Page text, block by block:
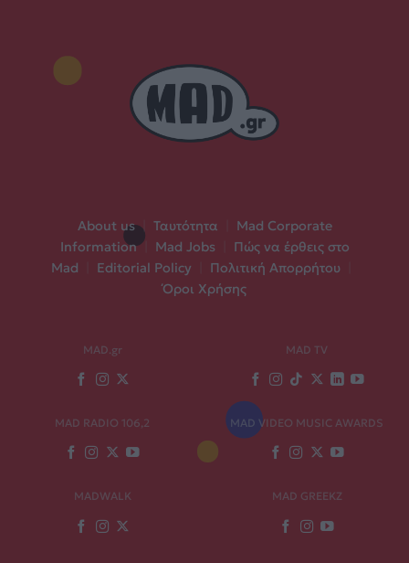
About us | Ταυτότητα
Mad Corporate
Information | Mad Jobs
Πώς να έρθεις στο
Mad
Editorial Policy Πολιτική Απορρήτου
Όροι Χρήσης
MAD.gr MAD TV
MAD RADIO 106,2 MAD VIDEO MUSIC AWARDS
MADWALK MAD GREEKZ